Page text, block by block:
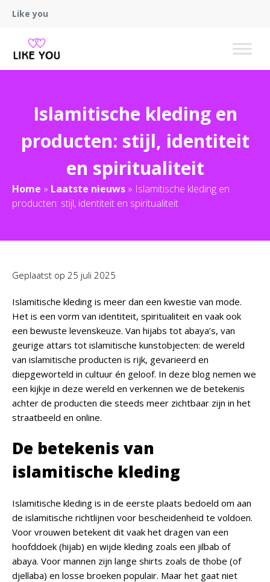
Like you
Islamitische kleding en
producten: stijl, identiteit
en spiritualiteit
Home » Laatste nieuws » Islamitische kleding en
producten: stijl, identiteit en spiritualiteit
Geplaatst op 25 juli 2025
Islamitische kleding is meer dan een kwestie van mode.
Het is een vorm van identiteit, spiritualiteit en vaak ook
een bewuste levenskeuze. Van hijabs tot abaya’s, van
geurige attars tot islamitische kunstobjecten: de wereld
van islamitische producten is rijk, gevarieerd en
diepgeworteld in cultuur én geloof. In deze blog nemen we
een kijkje in deze wereld en verkennen we de betekenis
achter de producten die steeds meer zichtbaar zijn in het
straatbeeld en online.
De betekenis van
islamitische kleding
Islamitische kleding is in de eerste plaats bedoeld om aan
de islamitische richtlijnen voor bescheidenheid te voldoen.
Voor vrouwen betekent dit vaak het dragen van een
hoofddoek (hijab) en wijde kleding zoals een jilbab of
abaya. Voor mannen zijn lange shirts zoals de thobe (of
djellaba) en losse broeken populair. Maar het gaat niet